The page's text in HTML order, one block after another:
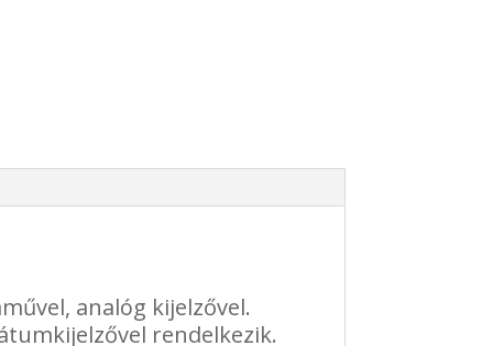
analóg kijelzővel.
rendelkezik.